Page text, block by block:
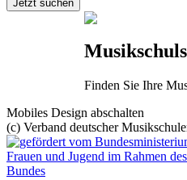
Finden Sie Ihre
Mobiles Design abschalten
(c) Verband deutscher